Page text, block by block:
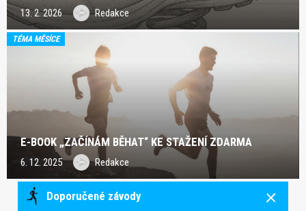
13. 2. 2026 Redakce
TÉMA MĚSÍCE
E-BOOK „ZAČÍNÁM BĚHAT“ KE STAŽENÍ ZDARMA
6. 12. 2025 Redakce
Doporučené závody